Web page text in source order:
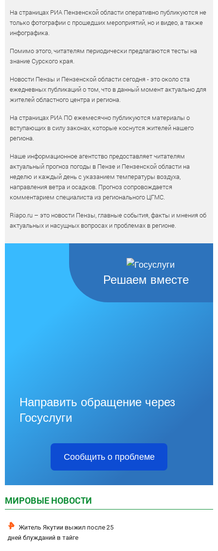
На страницах РИА Пензенской области оперативно публикуются не
только фотографии с прошедших мероприятий, но и видео, а также
инфографика.
Помимо этого, читателям периодически предлагаются тесты на
знание Сурского края.
Новости Пензы и Пензенской области сегодня - это около ста
ежедневных публикаций о том, что в данный момент актуально для
жителей областного центра и региона.
На страницах РИА ПО ежемесячно публикуются материалы о
вступающих в силу законах, которые коснутся жителей нашего
региона.
Наше информационное агентство предоставляет читателям
актуальный прогноз погоды в Пензе и Пензенской области на
неделю и каждый день с указанием температуры воздуха,
направления ветра и осадков. Прогноз сопровождается
комментарием специалиста из регионального ЦГМС.
Riapo.ru – это новости Пензы, главные события, факты и мнения об
актуальных и насущных вопросах и проблемах в регионе.
Решаем вместе
Направить обращение через
Госуслуги
Сообщить о проблеме
МИРОВЫЕ НОВОСТИ
Житель Якутии выжил после 25
дней блужданий в тайге